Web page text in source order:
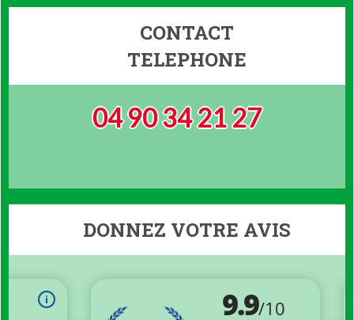
CONTACT
TELEPHONE
04 90 34 21 27
DONNEZ VOTRE AVIS